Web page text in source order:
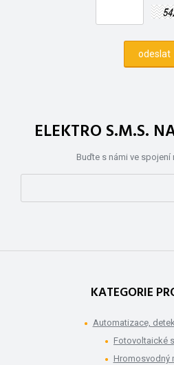
ELEKTRO S.M.S.
Buďte s námi ve spojení
KATEGORIE
Automatizace,
Fotovoltaické
Hromosvodný